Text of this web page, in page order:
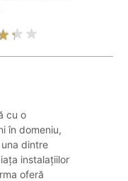
cu o
în domeniu,
dintre
instalațiilor
oferă